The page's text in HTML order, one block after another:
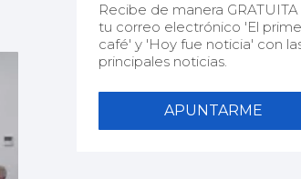
Recibe de manera
tu correo electrónico 'El
café' y 'Hoy fue noticia' con
principales noticias.
APUNTARME